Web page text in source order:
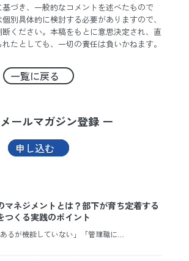
づき、一般的なコメントを述べたもので
別具体的に検討する必要がありますので、
ください。本稿をもとに意思決定され、直
たとしても、一切の責任は負いかねます。
一覧に戻る
ールマガジン登録 ー
申し込む
マネジメントとは？部下が育ち定着する
つくる実践のポイント
あるが機能していない」「管理職に…